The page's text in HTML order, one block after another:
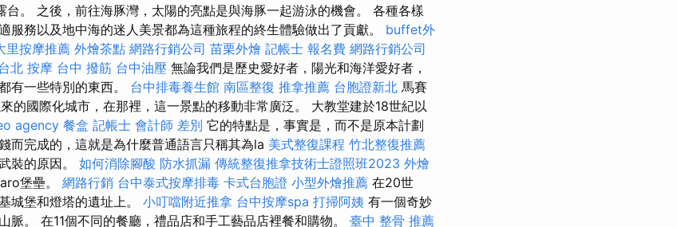
台。 之後，前往海豚灣，太陽的亮點是與海豚一起游泳的機會。 各種各樣
服務以及地中海的迷人美景都為這種旅程的終生體驗做出了貢獻。 buffet外
里按摩推薦 外燴茶點 網路行銷公司 苗栗外燴 記帳士 報名費 網路行銷公司
北 按摩 台中 撥筋 台中油壓 無論我們是歷史愛好者，陽光和海洋愛好者，
有一些特別的東西。 台中排毒養生館 南區整復 推拿推薦 台胞證新北 馬賽
的國際化城市，在那裡，這一景點的移動非常廣泛。 大教堂建於18世紀以
agency 餐盒 記帳士 會計師 差別 它的特點是，事實是，而不是原本計劃
而完成的，這就是為什麼普通語言只稱其為la 美式整復課程 竹北整復推薦
裝的原因。 如何消除腳酸 防水抓漏 傳統整復推拿技術士證照班2023 外燴
堡壘。 網路行銷 台中泰式按摩排毒 卡式台胞證 小型外燴推薦 在20世
城堡和燈塔的遺址上。 小叮噹附近推拿 台中按摩spa 打掃阿姨 有一個奇妙
脈。 在11個不同的餐廳，禮品店和手工藝品店裡餐和購物。 臺中 整骨 推薦